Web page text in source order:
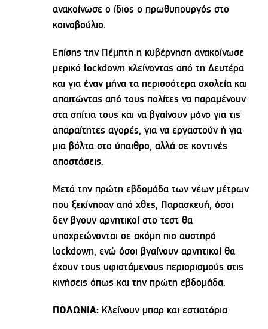
ανακοίνωσε ο ίδιος ο πρωθυπουργός στο
κοινοβούλιο.
Επίσης την Πέμπτη η κυβέρνηση ανακοίνωσε
μερικό lockdown κλείνοντας από τη Δευτέρα
και για έναν μήνα τα περισσότερα σχολεία και
απαιτώντας από τους πολίτες να παραμένουν
στα σπίτια τους και να βγαίνουν μόνο για τις
απαραίτητες αγορές, για να εργαστούν ή για
μια βόλτα στο ύπαιθρο, αλλά σε κοντινές
αποστάσεις.
Μετά την πρώτη εβδομάδα των νέων μέτρων
που ξεκίνησαν από χθες, Παρασκευή, όσοι
δεν βγουν αρνητικοί στο τεστ θα
υποχρεώνονται σε ακόμη πιο αυστηρό
lockdown, ενώ όσοι βγαίνουν αρνητικοί θα
έχουν τους υφιστάμενους περιορισμούς στις
κινήσεις όπως και την πρώτη εβδομάδα.
ΠΟΛΩΝΙΑ: Κλείνουν μπαρ και εστιατόρια